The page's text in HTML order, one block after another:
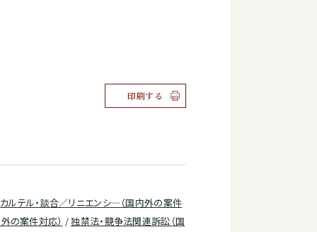
印刷する
カルテル・談合／リニエンシ―（国内外の案件
の案件対応） /独禁法・競争法関連訴訟（国